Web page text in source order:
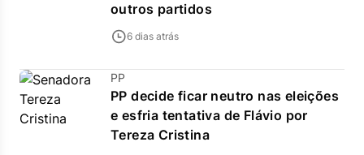
outros partidos
6 dias atrás
PP
PP decide ficar neutro nas eleições
e esfria tentativa de Flávio por
Tereza Cristina